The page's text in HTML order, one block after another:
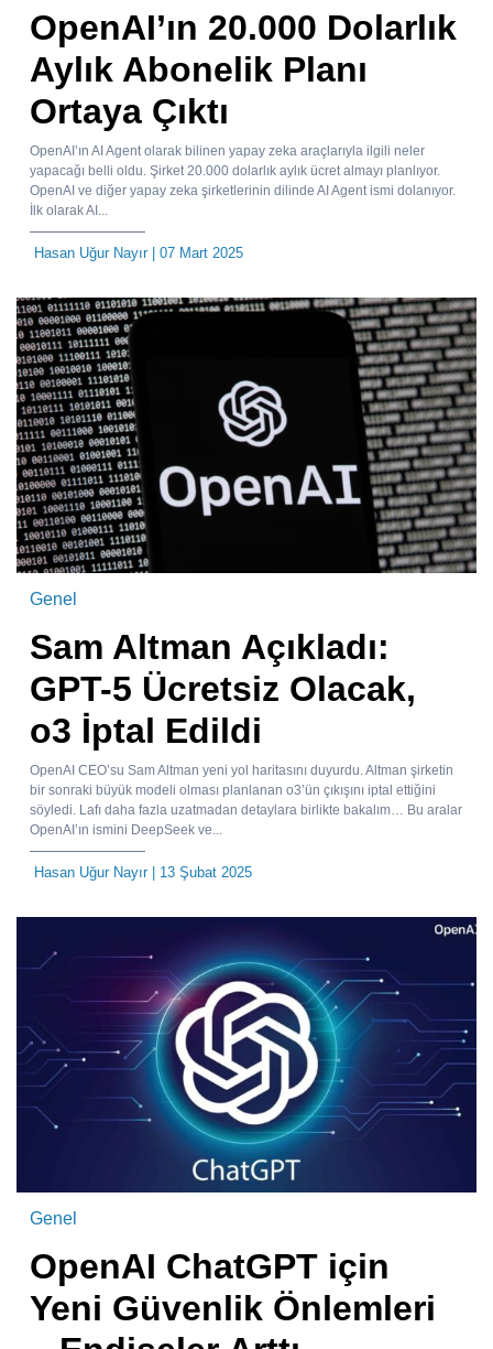
OpenAI’ın 20.000 Dolarlık
Aylık Abonelik Planı
Ortaya Çıktı
OpenAI’ın AI Agent olarak bilinen yapay zeka araçlarıyla ilgili neler
yapacağı belli oldu. Şirket 20.000 dolarlık aylık ücret almayı planlıyor.
OpenAI ve diğer yapay zeka şirketlerinin dilinde AI Agent ismi dolanıyor.
İlk olarak AI...
Hasan Uğur Nayır| 07 Mart 2025
Genel
Sam Altman Açıkladı:
GPT-5 Ücretsiz Olacak,
o3 İptal Edildi
OpenAI CEO’su Sam Altman yeni yol haritasını duyurdu. Altman şirketin
bir sonraki büyük modeli olması planlanan o3’ün çıkışını iptal ettiğini
söyledi. Lafı daha fazla uzatmadan detaylara birlikte bakalım… Bu aralar
OpenAI’ın ismini DeepSeek ve...
Hasan Uğur Nayır| 13 Şubat 2025
Genel
OpenAI ChatGPT için
Yeni Güvenlik Önlemleri